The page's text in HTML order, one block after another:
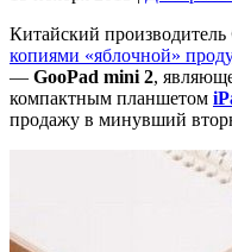
Китайский производитель
копиями «яблочной»
— GooPad mini 2,
компактным планшетом
продажу в минувший